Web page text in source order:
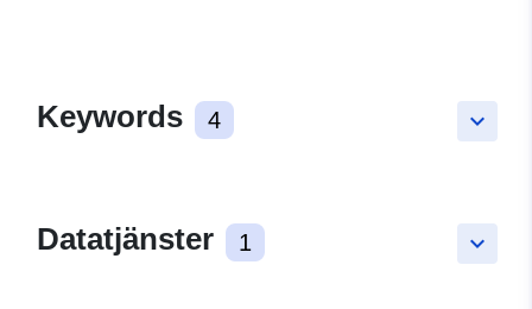
keyboard_arrow_down
Keywords 4
keyboard_arrow_down
Datatjänster 1